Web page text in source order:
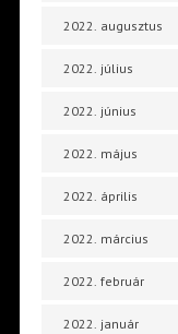
2022. augusztus
2022. július
2022. június
2022. május
2022. április
2022. március
2022. február
2022. január